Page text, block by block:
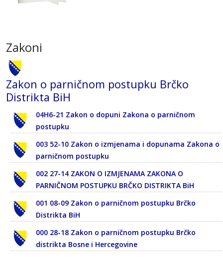
Zakoni
Zakon o parničnom postupku Brčko
Distrikta BiH
04H6-21 Zakon o dopuni Zakona o parničnom
postupku
003 52-10 Zakon o izmjenama i dopunama Zakona o
parničnom postupku
002 27-14 ZAKON O IZMJENAMA ZAKONA O
PARNIČNOM POSTUPKU BRČKO DISTRIKTA BiH
001 08-09 Zakon o parničnom postupku Brčko
Distrikta BiH
000 28-18 Zakon o parničnom postupku Brčko
distrikta Bosne i Hercegovine